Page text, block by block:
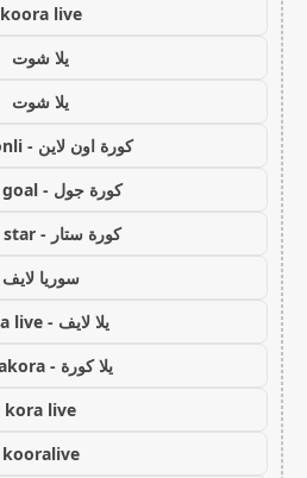
koora live
يلا شوت
يلا شوت
كورة اون لاين - kora onli
كورة جول - kora goal
كورة ستار - kora star
سوريا لايف
يلا لايف - yalla live
يلا كورة - yallakora
kora live
kooralive